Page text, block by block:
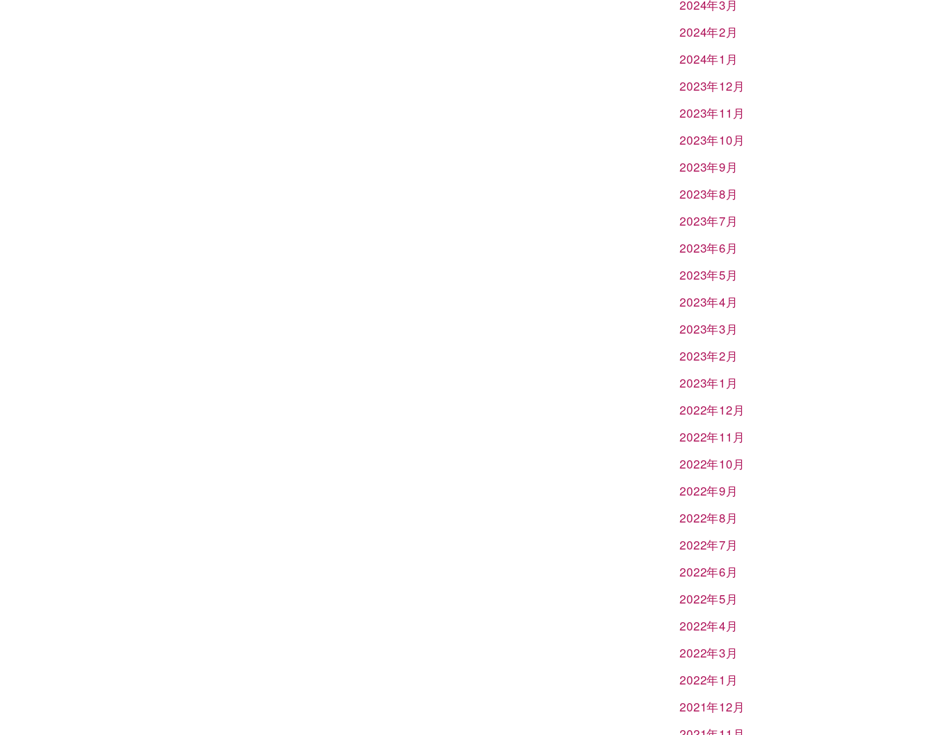
2024年3月
2024年2月
2024年1月
2023年12月
2023年11月
2023年10月
2023年9月
2023年8月
2023年7月
2023年6月
2023年5月
2023年4月
2023年3月
2023年2月
2023年1月
2022年12月
2022年11月
2022年10月
2022年9月
2022年8月
2022年7月
2022年6月
2022年5月
2022年4月
2022年3月
2022年1月
2021年12月